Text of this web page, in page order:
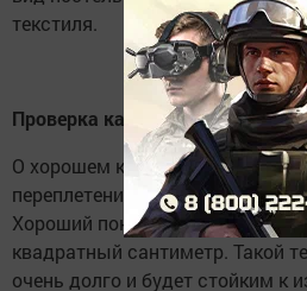
текстиля.
Проверка качества
О хорошем качестве ткани
переплетения нитей, обычно её
Хороший показатель - не менее
квадратный сантиметр. Такой
очень долго и будет стойким к